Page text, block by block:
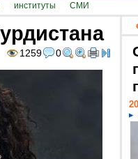
институты СМИ
1259 0